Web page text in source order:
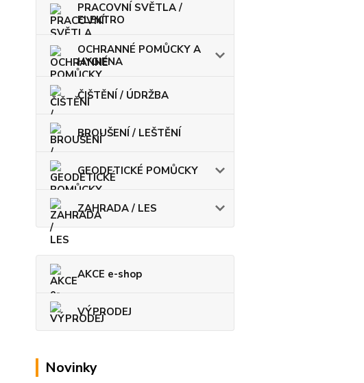
PRACOVNÍ SVĚTLA /
ELEKTRO
OCHRANNÉ POMŮCKY A
HYGIENA
ČIŠTĚNÍ / ÚDRŽBA
BROUŠENÍ / LEŠTĚNÍ
GEODETICKÉ POMŮCKY
ZAHRADA / LES
AKCE e-shop
VÝPRODEJ
Novinky